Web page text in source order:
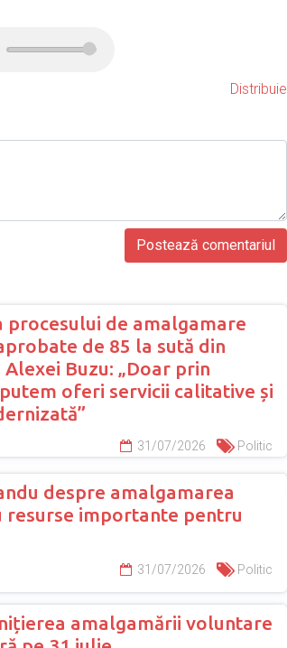
Distribuie
procesului de amalgamare
de 85 la sută din
Buzu: „Doar prin
oferi servicii calitative și
31/07/2026 Politic
despre amalgamarea
resurse importante pentru
31/07/2026 Politic
amalgamării voluntare